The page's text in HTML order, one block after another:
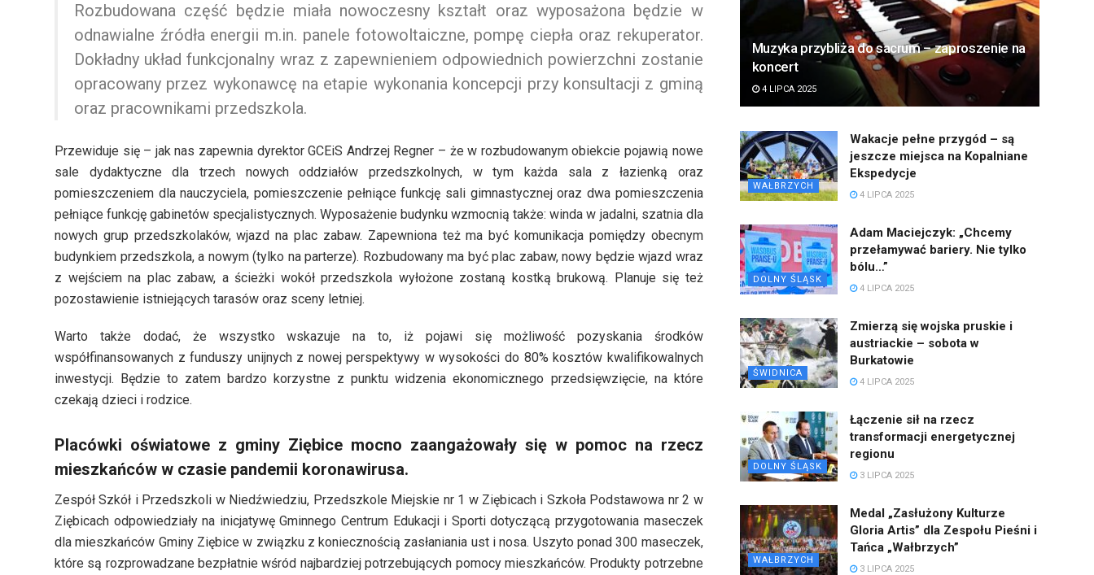
Rozbudowana część będzie miała nowoczesny kształt oraz wyposażona będzie w
odnawialne źródła energii m.in. panele fotowoltaiczne, pompę ciepła oraz rekuperator.
Dokładny układ funkcjonalny wraz z zapewnieniem odpowiednich powierzchni zostanie
opracowany przez wykonawcę na etapie wykonania koncepcji przy konsultacji z gminą
oraz pracownikami przedszkola.
Przewiduje się – jak nas zapewnia dyrektor GCEiS Andrzej Regner – że w rozbudowanym obiekcie pojawią nowe
sale dydaktyczne dla trzech nowych oddziałów przedszkolnych, w tym każda sala z łazienką oraz
pomieszczeniem dla nauczyciela, pomieszczenie pełniące funkcję sali gimnastycznej oraz dwa pomieszczenia
pełniące funkcję gabinetów specjalistycznych. Wyposażenie budynku wzmocnią także: winda w jadalni, szatnia dla
nowych grup przedszkolaków, wjazd na plac zabaw. Zapewniona też ma być komunikacja pomiędzy obecnym
budynkiem przedszkola, a nowym (tylko na parterze). Rozbudowany ma być plac zabaw, nowy będzie wjazd wraz
z wejściem na plac zabaw, a ścieżki wokół przedszkola wyłożone zostaną kostką brukową. Planuje się też
pozostawienie istniejących tarasów oraz sceny letniej.
Warto także dodać, że wszystko wskazuje na to, iż pojawi się możliwość pozyskania środków
współfinansowanych z funduszy unijnych z nowej perspektywy w wysokości do 80% kosztów kwalifikowalnych
inwestycji. Będzie to zatem bardzo korzystne z punktu widzenia ekonomicznego przedsięwzięcie, na które
czekają dzieci i rodzice.
Placówki oświatowe z gminy Ziębice mocno zaangażowały się w pomoc na rzecz
mieszkańców w czasie pandemii koronawirusa.
Zespół Szkół i Przedszkoli w Niedźwiedziu, Przedszkole Miejskie nr 1 w Ziębicach i Szkoła Podstawowa nr 2 w
Ziębicach odpowiedziały na inicjatywę Gminnego Centrum Edukacji i Sporti dotyczącą przygotowania maseczek
dla mieszkańców Gminy Ziębice w związku z koniecznością zasłaniania ust i nosa. Uszyto ponad 300 maseczek,
które są rozprowadzane bezpłatnie wśród najbardziej potrzebujących pomocy mieszkańców. Produkty potrzebne
Muzyka przybliża do sacrum – zaproszenie na
koncert
4 LIPCA 2025
WAŁBRZYCH
Wakacje pełne przygód – są
jeszcze miejsca na Kopalniane
Ekspedycje
4 LIPCA 2025
DOLNY ŚLĄSK
Adam Maciejczyk: „Chcemy
przełamywać bariery. Nie tylko
bólu…”
4 LIPCA 2025
ŚWIDNICA
Zmierzą się wojska pruskie i
austriackie – sobota w
Burkatowie
4 LIPCA 2025
DOLNY ŚLĄSK
Łączenie sił na rzecz
transformacji energetycznej
regionu
3 LIPCA 2025
WAŁBRZYCH
Medal „Zasłużony Kulturze
Gloria Artis” dla Zespołu Pieśni i
Tańca „Wałbrzych”
3 LIPCA 2025